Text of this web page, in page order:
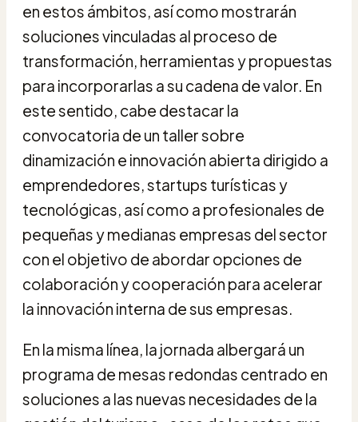
en estos ámbitos, así como mostrarán
soluciones vinculadas al proceso de
transformación, herramientas y propuestas
para incorporarlas a su cadena de valor. En
este sentido, cabe destacar la
convocatoria de un taller sobre
dinamización e innovación abierta dirigido a
emprendedores, startups turísticas y
tecnológicas, así como a profesionales de
pequeñas y medianas empresas del sector
con el objetivo de abordar opciones de
colaboración y cooperación para acelerar
la innovación interna de sus empresas.
En la misma línea, la jornada albergará un
programa de mesas redondas centrado en
soluciones a las nuevas necesidades de la